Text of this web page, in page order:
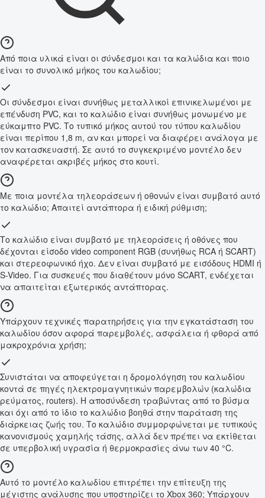
Από ποια υλικά είναι οι σύνδεσμοι και τα καλώδια και ποιο
είναι το συνολικό μήκος του καλωδίου;
Οι σύνδεσμοι είναι συνήθως μεταλλικοί επινικελωμένοι με
επένδυση PVC, και το καλώδιο είναι συνήθως μονωμένο με
εύκαμπτο PVC. Το τυπικό μήκος αυτού του τύπου καλωδίου
είναι περίπου 1,8 m, αν και μπορεί να διαφέρει ανάλογα με
τον κατασκευαστή. Σε αυτό το συγκεκριμένο μοντέλο δεν
αναφέρεται ακριβές μήκος στο κουτί.
Με ποια μοντέλα τηλεοράσεων ή οθονών είναι συμβατό αυτό
το καλώδιο; Απαιτεί αντάπτορα ή ειδική ρύθμιση;
Το καλώδιο είναι συμβατό με τηλεοράσεις ή οθόνες που
δέχονται είσοδο video component RGB (συνήθως RCA ή SCART)
και στερεοφωνικό ήχο. Δεν είναι συμβατό με εισόδους HDMI ή
S-Video. Για συσκευές που διαθέτουν μόνο SCART, ενδέχεται
να απαιτείται εξωτερικός αντάπτορας.
Υπάρχουν τεχνικές παρατηρήσεις για την εγκατάσταση του
καλωδίου όσον αφορά παρεμβολές, ασφάλεια ή φθορά από
μακροχρόνια χρήση;
Συνιστάται να αποφεύγεται η δρομολόγηση του καλωδίου
κοντά σε πηγές ηλεκτρομαγνητικών παρεμβολών (καλώδια
ρεύματος, routers). Η αποσύνδεση τραβώντας από το βύσμα
και όχι από το ίδιο το καλώδιο βοηθά στην παράταση της
διάρκειας ζωής του. Το καλώδιο συμμορφώνεται με τυπικούς
κανονισμούς χαμηλής τάσης, αλλά δεν πρέπει να εκτίθεται
σε υπερβολική υγρασία ή θερμοκρασίες άνω των 40 °C.
Αυτό το μοντέλο καλωδίου επιτρέπει την επίτευξη της
μέγιστης ανάλυσης που υποστηρίζει το Xbox 360; Υπάρχουν